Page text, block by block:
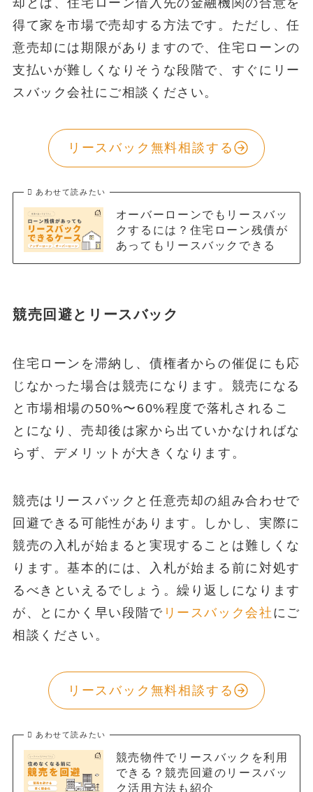
得て家を市場で売却する方法です。ただし、任
意売却には期限がありますので、住宅ローンの
支払いが難しくなりそうな段階で、すぐにリー
スバック会社にご相談ください。
リースバック無料相談する
あわせて読みたい
オーバーローンでもリースバッ
クするには？住宅ローン残債が
あってもリースバックできる
競売回避とリースバック
住宅ローンを滞納し、債権者からの催促にも応
じなかった場合は競売になります。競売になる
と市場相場の50%〜60%程度で落札されるこ
とになり、売却後は家から出ていかなければな
らず、デメリットが大きくなります。
競売はリースバックと任意売却の組み合わせで
回避できる可能性があります。しかし、実際に
競売の入札が始まると実現することは難しくな
ります。基本的には、入札が始まる前に対処す
るべきといえるでしょう。繰り返しになります
が、とにかく早い段階で リースバック会社 にご
相談ください。
リースバック無料相談する
あわせて読みたい
競売物件でリースバックを利用
できる？競売回避のリースバッ
ク活用方法も紹介